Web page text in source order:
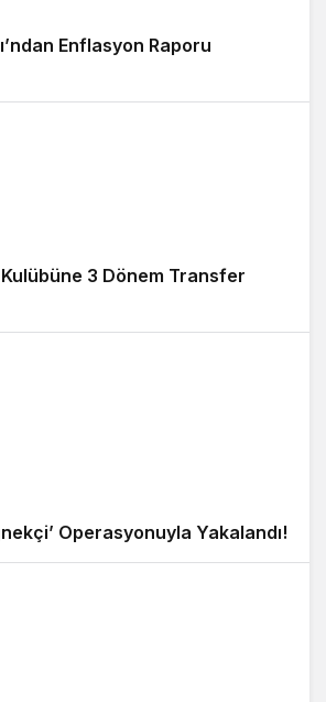
Enflasyon Raporu
Kulübüne 3 Dönem Transfer
Operasyonuyla Yakalandı!